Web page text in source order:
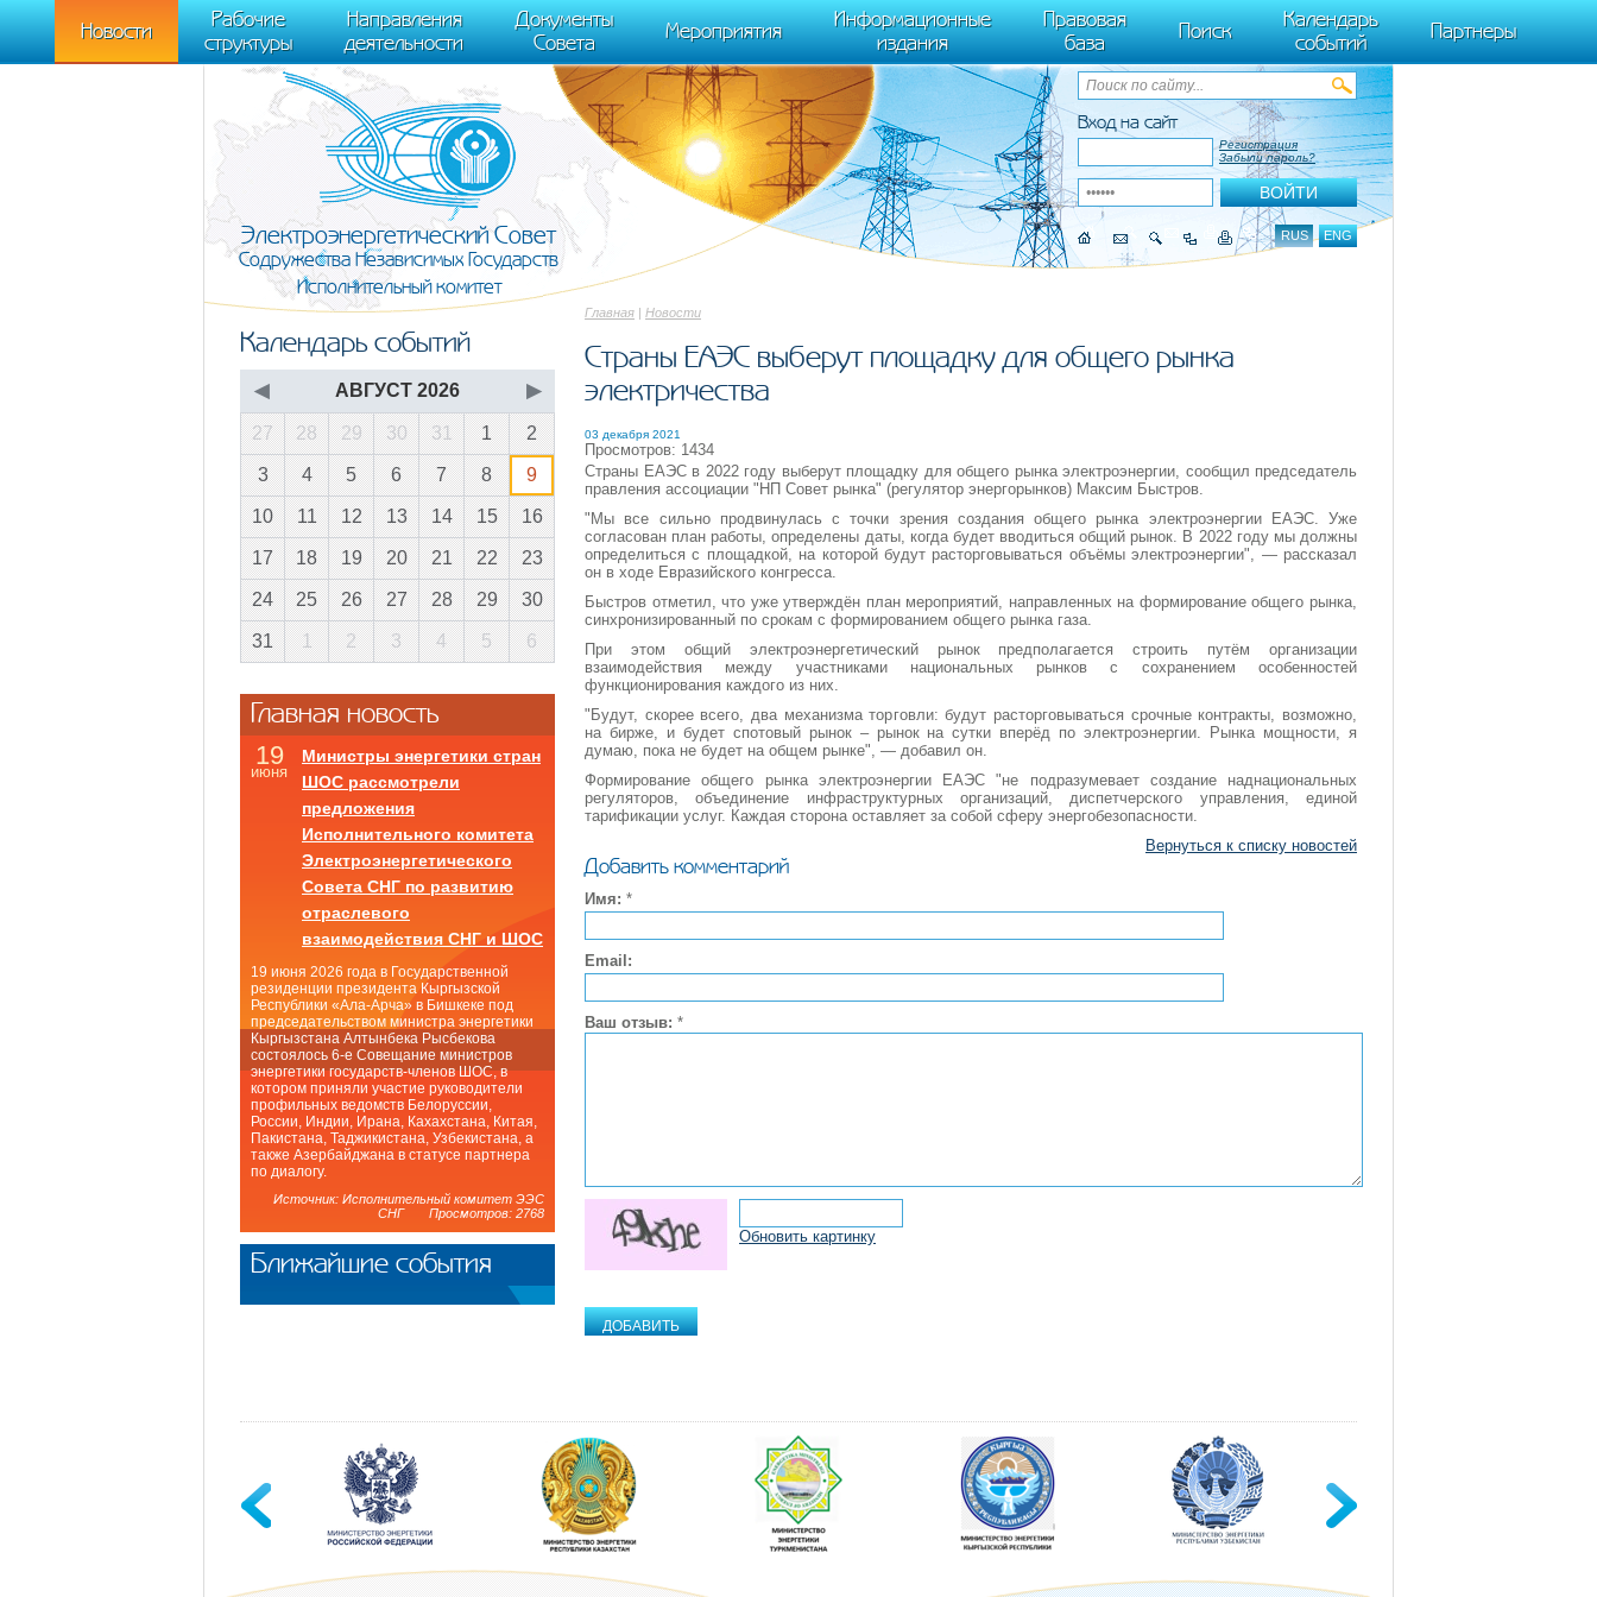
m[i].l=1*new Date(); for (var j = 0; j < document.scripts.length; j++) {if (document.scripts[j].src === r) { return; }} k=e.createElement(t),a=e.getElementsByTagName(t)[0],k.async=1,k.src=r,a.parentNode.insertBefore(k,a)}) (window,
document, "script", "https://mc.yandex.ru/metrika/tag.js", "ym"); ym(95911708, "init", { clickmap:true, trackLinks:true, accurateTrackBounce:true });
Новости
Рабочие
структуры
Направления
деятельности
Документы
Совета
Мероприятия
Информационные
издания
Правовая
база
Поиск
Календарь
событий
Партнеры
Вход на сайт
Регистрация
Забыли пароль?
RUS ENG
Электроэнергетический Совет
Содружества Независимых Государств
Исполнительный комитет
Главная | Новости
Страны ЕАЭС выберут площадку для общего рынка
электричества
03 декабря 2021
Просмотров: 1434
Страны ЕАЭС в 2022 году выберут площадку для общего рынка электроэнергии, сообщил председатель
правления ассоциации "НП Совет рынка" (регулятор энергорынков) Максим Быстров.
"Мы все сильно продвинулась с точки зрения создания общего рынка электроэнергии ЕАЭС. Уже
согласован план работы, определены даты, когда будет вводиться общий рынок. В 2022 году мы должны
определиться с площадкой, на которой будут расторговываться объёмы электроэнергии", — рассказал
он в ходе Евразийского конгресса.
Быстров отметил, что уже утверждён план мероприятий, направленных на формирование общего рынка,
синхронизированный по срокам с формированием общего рынка газа.
При этом общий электроэнергетический рынок предполагается строить путём организации
взаимодействия между участниками национальных рынков с сохранением особенностей
функционирования каждого из них.
"Будут, скорее всего, два механизма торговли: будут расторговываться срочные контракты, возможно,
на бирже, и будет спотовый рынок – рынок на сутки вперёд по электроэнергии. Рынка мощности, я
думаю, пока не будет на общем рынке", — добавил он.
Формирование общего рынка электроэнергии ЕАЭС "не подразумевает создание наднациональных
регуляторов, объединение инфраструктурных организаций, диспетчерского управления, единой
тарификации услуг. Каждая сторона оставляет за собой сферу энергобезопасности.
Вернуться к списку новостей
Добавить комментарий
Имя: *
Email:
Ваш отзыв: *
Обновить картинку
Календарь событий
◀ АВГУСТ 2026 ▶
27 28 29 30 31 1 2
3 4 5 6 7 8 9
10 11 12 13 14 15 16
17 18 19 20 21 22 23
24 25 26 27 28 29 30
31 1 2 3 4 5 6
Главная новость
19
июня
Министры энергетики стран
ШОС рассмотрели
предложения
Исполнительного комитета
Электроэнергетического
Совета СНГ по развитию
отраслевого
взаимодействия СНГ и ШОС
19 июня 2026 года в Государственной
резиденции президента Кыргызской
Республики «Ала-Арча» в Бишкеке под
председательством министра энергетики
Кыргызстана Алтынбека Рысбекова
состоялось 6-е Совещание министров
энергетики государств-членов ШОС, в
котором приняли участие руководители
профильных ведомств Белоруссии,
России, Индии, Ирана, Кахахстана, Китая,
Пакистана, Таджикистана, Узбекистана, а
также Азербайджана в статусе партнера
по диалогу.
Источник: Исполнительный комитет ЭЭС
СНГ Просмотров: 2768
Ближайшие события